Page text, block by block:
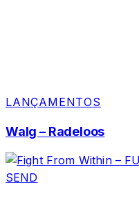
LANÇAMENTOS
Walg – Radeloos